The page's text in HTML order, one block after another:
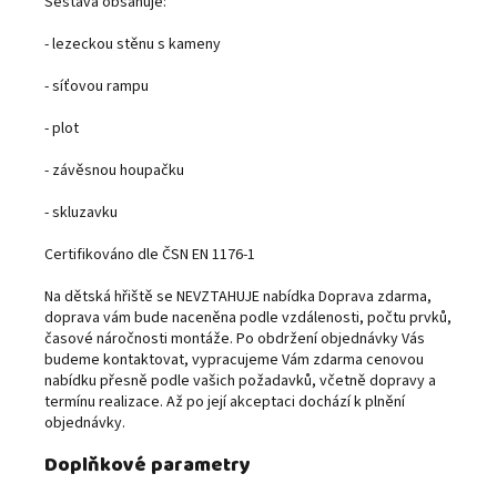
- lezeckou stěnu s kameny
- síťovou rampu
- plot
- závěsnou houpačku
- skluzavku
Certifikováno dle ČSN EN 1176-1
Na dětská hřiště se NEVZTAHUJE nabídka Doprava zdarma,
doprava vám bude naceněna podle vzdálenosti, počtu prvků,
časové náročnosti montáže. Po obdržení objednávky Vás
budeme kontaktovat, vypracujeme Vám zdarma cenovou
nabídku přesně podle vašich požadavků, včetně dopravy a
termínu realizace. Až po její akceptaci dochází k plnění
objednávky.
Doplňkové parametry